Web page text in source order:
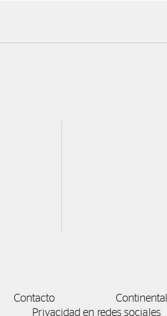
Contacto
Privacidad en redes sociales